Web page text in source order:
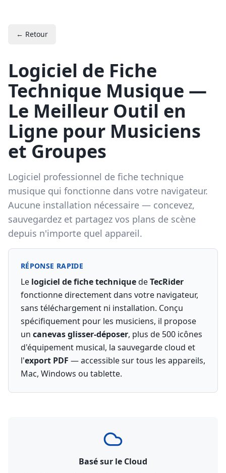
← Retour
Logiciel de Fiche
Technique Musique —
Le Meilleur Outil en
Ligne pour Musiciens
et Groupes
Logiciel professionnel de fiche technique
musique qui fonctionne dans votre navigateur.
Aucune installation nécessaire — concevez,
sauvegardez et partagez vos plans de scène
depuis n'importe quel appareil.
RÉPONSE RAPIDE
Le logiciel de fiche techniquedeTecRider
fonctionne directement dans votre navigateur,
sans téléchargement ni installation. Conçu
spécifiquement pour les musiciens, il propose
un canevas glisser-déposer, plus de 500 icônes
d'équipement musical, la sauvegarde cloud et
l'export PDF — accessible sur tous les appareils,
Mac, Windows ou tablette.
Basé sur le Cloud